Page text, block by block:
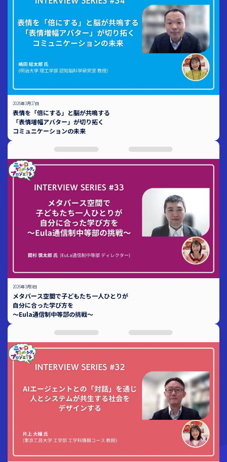
2026年3月17日
表情を「倍にする」と脳が共鳴する
「表情増幅アバター」が切り拓く
コミュニケーションの未来
2026年3月9日
メタバース空間で子どもたち一人ひとりが
自分に合った学び方を
～Eula通信制中等部の挑戦～